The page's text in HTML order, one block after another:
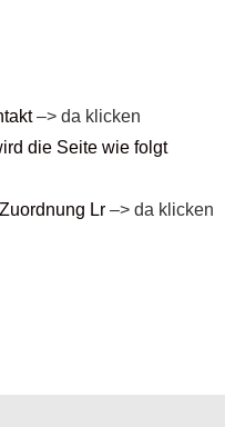
–> da klicken
die Seite wie folgt
Lr –> da klicken